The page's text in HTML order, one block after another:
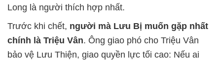
Long là người thích hợp nhất.
Trước khi chết, người mà Lưu Bị muốn gặp nhất
chính là Triệu Vân. Ông giao phó cho Triệu Vân
bảo vệ Lưu Thiện, giao quyền lực tối cao: Nếu ai